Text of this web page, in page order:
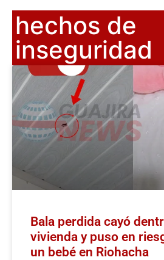
hechos de
inseguridad
Bala perdida cayó
vivienda y puso en
un bebé en Riohacha